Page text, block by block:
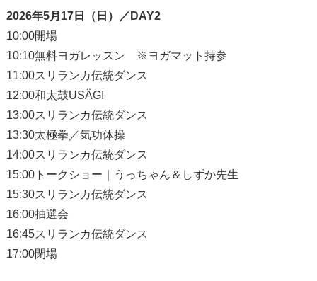
2026年5月17日（日）／DAY2
10:00開場
10:10無料ヨガレッスン ※ヨガマット持参
11:00スリランカ伝統ダンス
12:00和太鼓USÄGI
13:00スリランカ伝統ダンス
13:30太極拳／気功体操
14:00スリランカ伝統ダンス
15:00トークショー｜うっちゃん＆しずか先生
15:30スリランカ伝統ダンス
16:00抽選会
16:45スリランカ伝統ダンス
17:00閉場